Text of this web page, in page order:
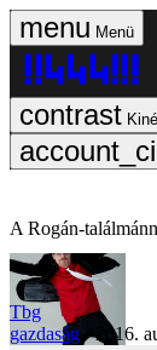
Menü
A Rogán-
Tbg
gazdaság
2016.